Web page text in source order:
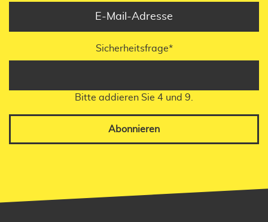
Sicherheitsfrage*
Bitte addieren Sie 4 und 9.
Abonnieren